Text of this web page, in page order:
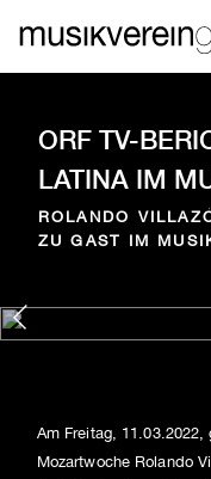
ORF TV-
LATINA IM
ROLANDO
ZU GAST IM
Am Freitag,
Mozartwoche Rolando